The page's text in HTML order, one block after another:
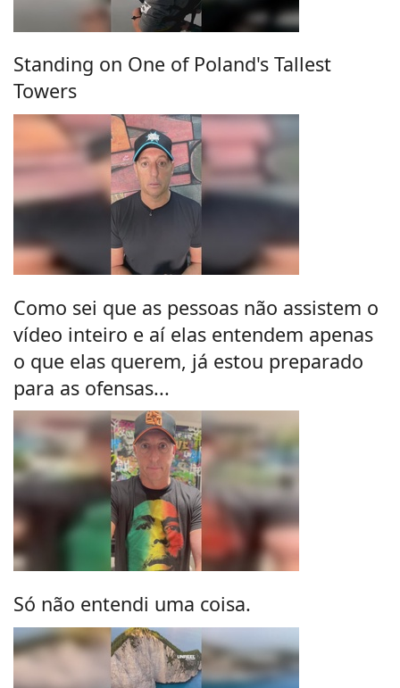
Standing on One of Poland's Tallest
Towers
Como sei que as pessoas não assistem o
vídeo inteiro e aí elas entendem apenas
o que elas querem, já estou preparado
para as ofensas...
Só não entendi uma coisa.